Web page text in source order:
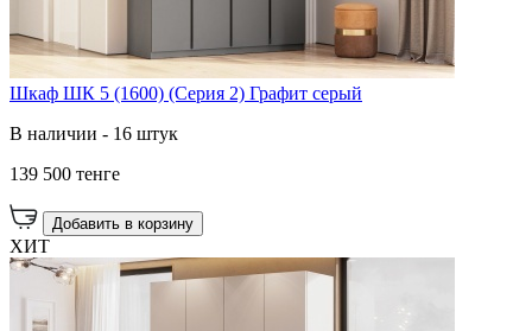
Шкаф ШК 5 (1600) (Серия 2) Графит серый
В наличии - 16 штук
139 500 тенге
Добавить в корзину
ХИТ